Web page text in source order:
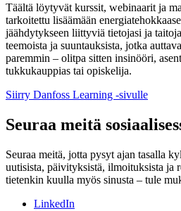
Täältä löytyvät kurssit, webinaarit ja
tarkoitettu lisäämään
jäähdytykseen liittyviä tietojasi ja
teemoista ja suuntauksista, jotka
paremmin – olitpa sitten insinööri,
tukkukauppias tai opiskelija.
Siirry Danfoss Learning -sivulle
Seuraa meitä
Seuraa meitä, jotta pysyt ajan tasalla
uutisista, päivityksistä, ilmoituksista ja
tietenkin kuulla myös sinusta – tule
LinkedIn